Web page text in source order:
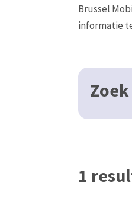
Brussel
informatie
Zoek
1